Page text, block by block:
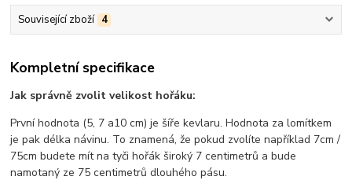
Související zboží 4
Kompletní specifikace
Jak správně zvolit velikost hořáku:
První hodnota (5, 7 a10 cm) je šíře kevlaru. Hodnota za lomítkem
je pak délka návinu. To znamená, že pokud zvolíte například 7cm /
75cm budete mít na tyči hořák široký 7 centimetrů a bude
namotaný ze 75 centimetrů dlouhého pásu.